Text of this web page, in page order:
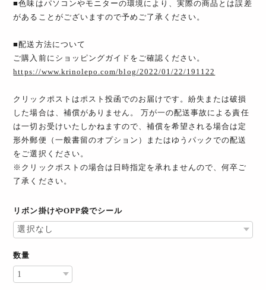
■色味はパソコンやモニターの環境により、実際の商品とは誤差
があることがございますので予めご了承ください。
■配送方法について
ご購入前にショッピングガイドをご確認ください。
https://www.krinolepo.com/blog/2022/01/22/191122
クリックポストはポスト投函でのお届けです。紛失または破損
した場合は、補償がありません。 万が一の配送事故による責任
は一切お受けいたしかねますので、補償を希望される場合は定
形外郵便（一般書留のオプション）またはゆうパックでの配送
をご選択ください。
※クリックポストの場合は日時指定を承れませんので、何卒ご
了承ください。
リボン掛けやOPP袋でシール
数量